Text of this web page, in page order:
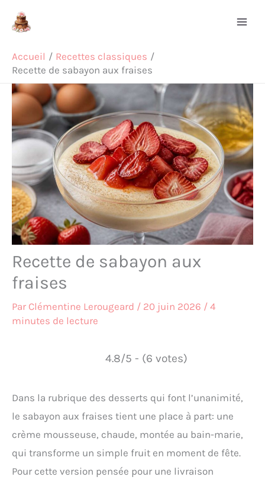
Accueil
Recettes classiques
Recette de sabayon aux fraises
Recette de sabayon aux
fraises
Par Clémentine Lerougeard / 20 juin 2026 / 4
minutes de lecture
4.8/5 - (6 votes)
Dans la rubrique des desserts qui font l’unanimité,
le sabayon aux fraises tient une place à part: une
crème mousseuse, chaude, montée au bain-marie,
qui transforme un simple fruit en moment de fête.
Pour cette version pensée pour une livraison
Rechercher